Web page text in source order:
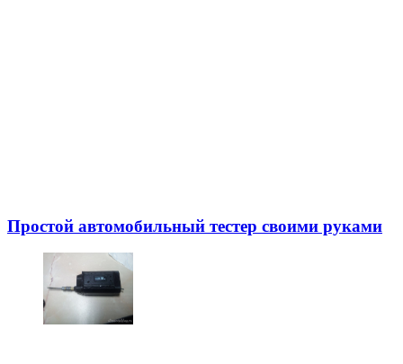
Простой автомобильный тестер своими руками